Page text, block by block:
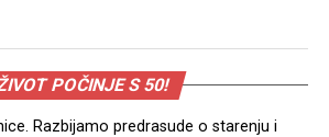
POČINJE S 50!
Razbijamo predrasude o starenju i